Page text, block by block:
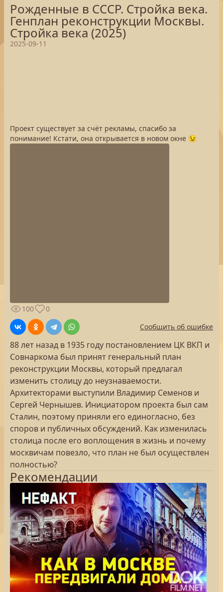
Рожденные в СССР. Стройка века.
Генплан реконструкции Москвы.
Стройка века (2025)
2025-09-11
Проект существует за счёт рекламы, спасибо за
понимание! Кстати, она открывается в новом окне 😉
100
0
Сообщить об ошибке
88 лет назад в 1935 году постановлением ЦК ВКП и
Совнаркома был принят генеральный план
реконструкции Москвы, который предлагал
изменить столицу до неузнаваемости.
Архитекторами выступили Владимир Семенов и
Сергей Чернышев. Инициатором проекта был сам
Сталин, поэтому приняли его единогласно, без
споров и публичных обсуждений. Как изменилась
столица после его воплощения в жизнь и почему
москвичам повезло, что план не был осуществлен
полностью?
Рекомендации